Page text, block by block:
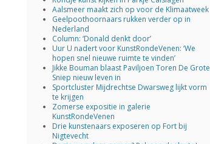
Aalsmeer maakt zich op voor de Klimaatweek
Geelpoothoornaars rukken verder op in
Nederland
Column: ‘Donald denkt door’
Uur U nadert voor KunstRondeVenen: ‘We
hopen snel nieuwe ruimte te vinden’
Jikke Bouman blaast Paviljoen Toren De Grote
Sniep nieuw leven in
Sportcluster Mijdrechtse Dwarsweg lijkt vorm
te krijgen
Zomerse expositie in galerie
KunstRondeVenen
Drie kunstenaars exposeren op Fort bij
Nigtevecht